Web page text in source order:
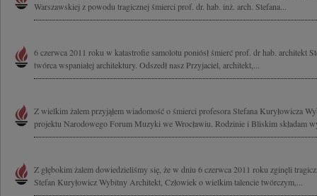
Warszawskiej z powodu tragicznej śmierci prof. dr. hab. inż. arch. Stefana...
6 czerwca 2011 roku w katastrofie samolotu poniósł śmierć prof. dr hab. architekt
twórca wspaniałej architektury. Odszedł nasz Przyjaciel, architekt,...
Z wielkim żalem przyjąłem wiadomość o śmierci profesora Stefana Kuryłowicza
projektu Narodowego Forum Muzyki we Wrocławiu. Rodzinie i Bliskim składam
Z głębokim żalem dowiedzieliśmy się, że w dniu 6 czerwca 2011 roku zginęli
Stefan Kuryłowicz Wybitny Architekt, Człowiek o wielkim talencie twórczym,...